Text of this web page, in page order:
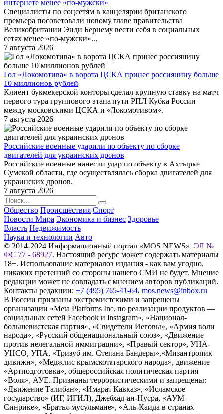
интернете менее «по-мужски»
Специалисты по соцсетям в канцелярии британского
премьера посоветовали новому главе правительства
Великобритании Энди Бернему вести себя в социальных
сетях менее «по-мужски»...
7 августа 2026
Гол «Локомотива» в ворота ЦСКА принес россиянину больше
10 миллионов рублей
Клиент букмекерской конторы сделал крупную ставку на матч
первого тура группового этапа пути РПЛ Кубка России
между московскими ЦСКА и «Локомотивом».
7 августа 2026
Российские военные ударили по объекту по сборке
двигателей для украинских дронов
Российские военные нанесли удар по объекту в Ахтырке
Сумской области, где осуществлялась сборка двигателей для
украинских дронов.
7 августа 2026
Общество Происшествия Спорт
Новости Мира Экономика и бизнес Здоровье
Власть Недвижимость
Наука и технологии Авто
© 2014-2024 Информационный портал «MOS NEWS». ЭЛ №
ФС 77 - 68927. Настоящий ресурс может содержать материалы
18+. Использование материалов издания - как вам угодно,
никаких претензий со стороны нашего СМИ не будет. Мнение
редакции может не совпадать с мнением авторов публикаций.
Контакты редакции: +7 (495) 765-41-64, mos.news@inbox.ru
В России признаны экстремистскими и запрещены
организации «Meta Platforms Inc. по реализации продуктов —
социальных сетей Facebook и Instagram», «Национал-
большевистская партия», «Свидетели Иеговы», «Армия воли
народа», «Русский общенациональный союз», «Движение
против нелегальной иммиграции», «Правый сектор», УНА-
УНСО, УПА, «Тризуб им. Степана Бандеры»,«Мизантропик
дивижн», «Меджлис крымскотатарского народа», движение
«Артподготовка», общероссийская политическая партия
«Воля», АУЕ. Признаны террористическими и запрещены:
«Движение Талибан», «Имарат Кавказ», «Исламское
государство» (ИГ, ИГИЛ), Джебхад-ан-Нусра, «АУМ
Синрике», «Братья-мусульмане», «Аль-Каида в странах